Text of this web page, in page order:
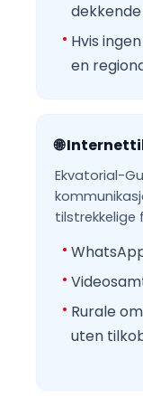
Hvis
en
🌐
Ekvatorial-
tilstrekkelige
Rurale
uten